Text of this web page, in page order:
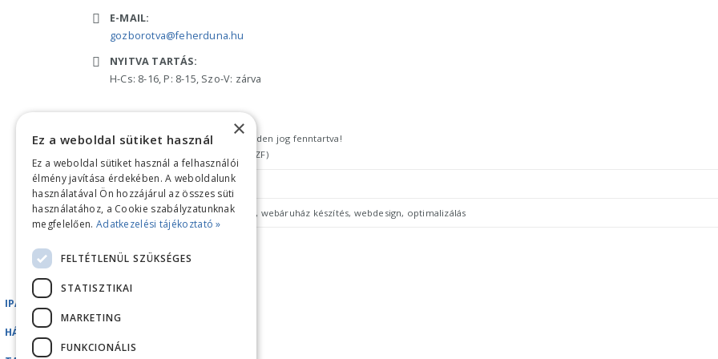
E-MAIL:
gozborotva@feherduna.hu
NYITVA TARTÁS:
H-Cs: 8-16, P: 8-15, Szo-V: zárva
Copyright © 2018 feherduna.hu - Minden jog fenntartva!
Általános szerződési feltételek (ÁSZF)
Adatkezelési tájékoztató
IPARI GÉPEK
HÁZTARTÁSI GÉPEK
×
Ez a weboldal sütiket használ
Ez a weboldal sütiket használ a felhasználói
élmény javítása érdekében. A weboldalunk
használatával Ön hozzájárul az összes süti
használatához, a Cookie szabályzatunknak
megfelelően. Adatkezelési tájékoztató »
FELTÉTLENÜL SZÜKSÉGES
STATISZTIKAI
MARKETING
FUNKCIONÁLIS